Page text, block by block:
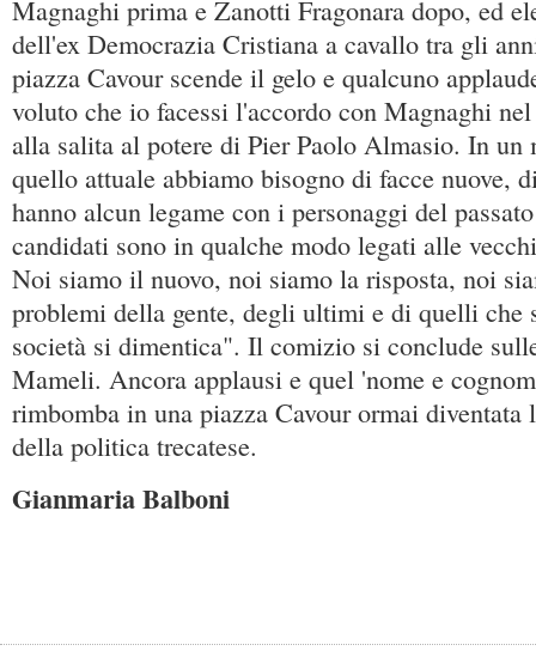
Magnaghi prima e Zanotti Fragonara dopo, ed
dell'ex Democrazia Cristiana a cavallo tra gli
piazza Cavour scende il gelo e qualcuno
voluto che io facessi l'accordo con Magnaghi
alla salita al potere di Pier Paolo Almasio. In un
quello attuale abbiamo bisogno di facce nuove,
hanno alcun legame con i personaggi del
candidati sono in qualche modo legati alle
Noi siamo il nuovo, noi siamo la risposta, noi
problemi della gente, degli ultimi e di quelli che
società si dimentica". Il comizio si conclude
Mameli. Ancora applausi e quel 'nome e
rimbomba in una piazza Cavour ormai diventata
della politica trecatese.
Gianmaria Balboni